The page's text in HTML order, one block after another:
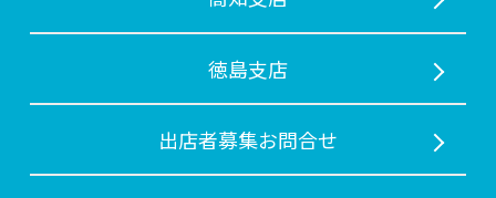
徳島支店
出店者募集お問合せ